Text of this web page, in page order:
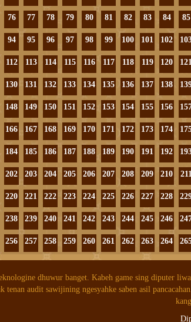
76 77 78 79 80 81 82 83 84 85
94 95 96 97 98 99 100 101 102
112 113 114 115 116 117 118 119 120
130 131 132 133 134 135 136 137 138
148 149 150 151 152 153 154 155 156
166 167 168 169 170 171 172 173 174
184 185 186 187 188 189 190 191 192
202 203 204 205 206 207 208 209 210
220 221 222 223 224 225 226 227 228
238 239 240 241 242 243 244 245 246
256 257 258 259 260 261 262 263 264
dhuwur banget. Kabeh game sing diputer
tenan audit sawijining ngesyahke saben asil